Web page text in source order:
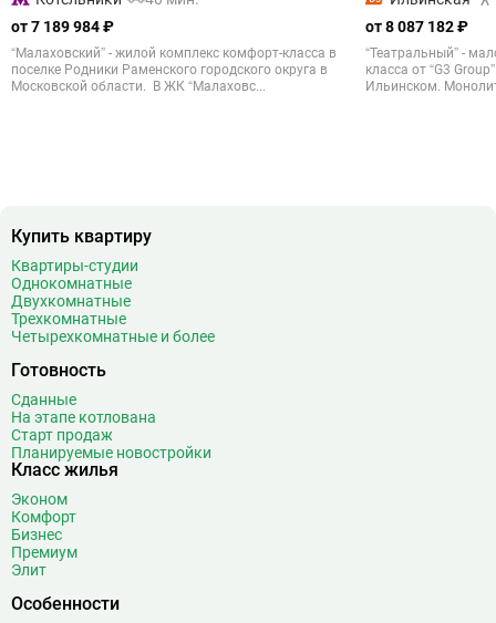
от 7 189 984 ₽
“Малаховский” - жилой комплекс комфорт-класса в
поселке Родники Раменского городского округа в
Московской области. В ЖК “Малаховс...
от 8 087 182 ₽
“Театральный” -
класса от “G3
Ильинском.
Купить квартиру
Квартиры-студии
Однокомнатные
Двухкомнатные
Трехкомнатные
Четырехкомнатные и более
Готовность
Сданные
На этапе котлована
Старт продаж
Планируемые новостройки
Класс жилья
Эконом
Комфорт
Бизнес
Премиум
Элит
Особенности